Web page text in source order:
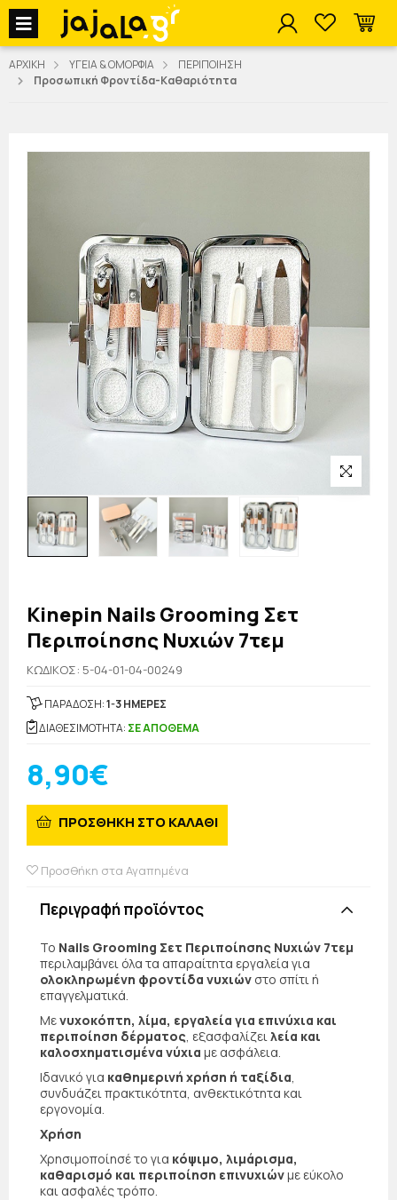
jajala Menu
ΑΡΧΙΚΗ ΥΓΕΙΑ & ΟΜΟΡΦΙΑ
ΠΕΡΙΠΟΙΗΣΗ
Προσωπική Φροντίδα-Καθαριότητα
Kinepin Nails Grooming Σετ
Περιποίησης Νυχιών 7τεμ
KΩΔΙΚΟΣ: 5-04-01-04-00249
ΠΑΡΑΔΟΣΗ:1-3 ΗΜΕΡΕΣ
ΔΙΑΘΕΣΙΜΟΤΗΤΑ: ΣΕ ΑΠΟΘΕΜΑ
8,90€
ΠΡΟΣΘΗΚΗ ΣΤΟ ΚΑΛΑΘΙ
Προσθήκη στα Αγαπημένα
Περιγραφή προϊόντος
Το Nails Grooming Σετ Περιποίησης Νυχιών 7τεμ
περιλαμβάνει όλα τα απαραίτητα εργαλεία για
ολοκληρωμένη φροντίδα νυχιών στο σπίτι ή
επαγγελματικά.
Μενυχοκόπτη, λίμα, εργαλεία για επινύχια και
περιποίηση δέρματος , εξασφαλίζει λεία και
καλοσχηματισμένα νύχια με ασφάλεια.
Ιδανικό για καθημερινή χρήση ή ταξίδια
συνδυάζει πρακτικότητα, ανθεκτικότητα και
εργονομία.
Χρήση
Χρησιμοποίησέ το για κόψιμο, λιμάρισμα,
καθαρισμό και περιποίηση επινυχιώνμε εύκολο
και ασφαλές τρόπο.